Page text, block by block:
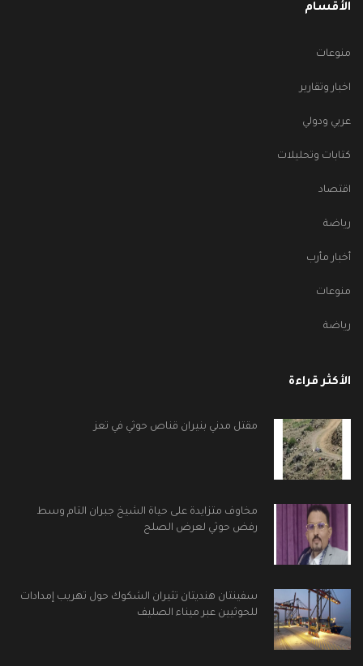
الأقسام
منوعات
اخبار وتقارير
عربي ودولي
كتابات وتحليلات
اقتصاد
رياضة
أخبار مأرب
منوعات
رياضة
الأكثر قراءة
مقتل مدني بنيران قناص حوثي في تعز
مخاوف متزايدة على حياة الشيخ جبران التام وسط
رفض حوثي لعرض الصلح
سفينتان هنديتان تثيران الشكوك حول تهريب إمدادات
للحوثيين عبر ميناء الصليف